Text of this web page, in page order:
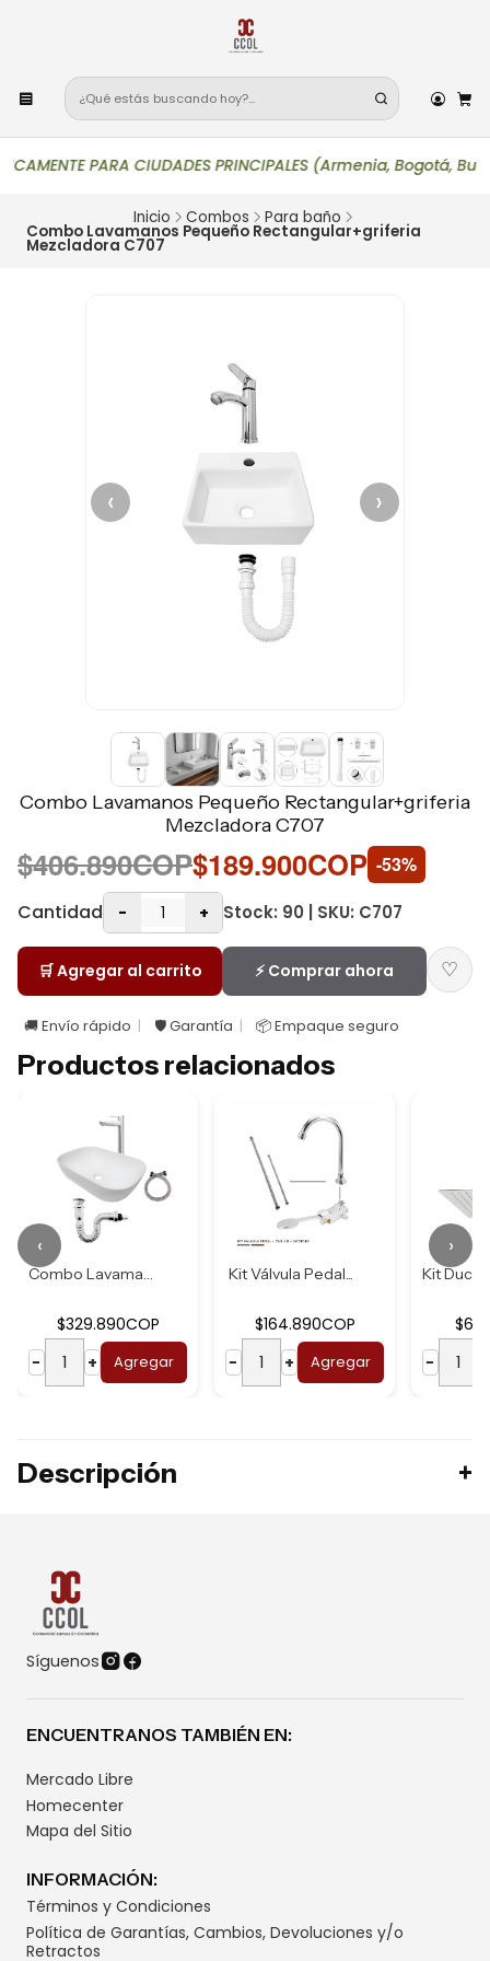
PARA CIUDADES PRINCIPALES (Armenia, Bogotá,
Inicio Combos Para baño
Combo Lavamanos Pequeño Rectangular+griferia
Mezcladora C707
‹ ›
Combo Lavamanos Pequeño Rectangular+griferia
Mezcladora C707
$406.890COP$189.900COP -53%
Cantidad
- + Stock: 90 | SKU: C707
🛒 Agregar al carrito ⚡ Comprar ahora ♡
🚚 Envío rápido 🛡️ Garantía 📦 Empaque seguro
Productos relacionados
Combo Lavamanos B...
$329.890COP
−
+ Agregar
Kit Válvula Pedal...
$164.890COP
−
+ Agregar
−
‹ ›
Descripción
Síguenos
ENCUENTRANOS TAMBIÉN EN:
Mercado Libre
Homecenter
Mapa del Sitio
INFORMACIÓN:
Términos y Condiciones
Política de Garantías, Cambios, Devoluciones y/o
Retractos